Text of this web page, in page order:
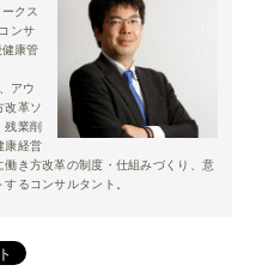
クス
ンサ
康管
アウ
改革ソ
残業削
康経営
き方改革の制度・仕組みづくり、意
るコンサルタント。